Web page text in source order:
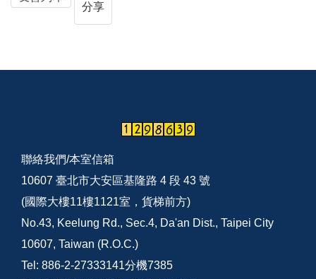
分享
聯絡我們/本室信箱
10607 臺北市大安區基隆路 4 段 43 號
(國際大樓11樓1121室，貨梯前方)
No.43, Keelung Rd., Sec.4, Da'an Dist., Taipei City
10607, Taiwan (R.O.C.)
Tel: 886-2-27333141分機7385